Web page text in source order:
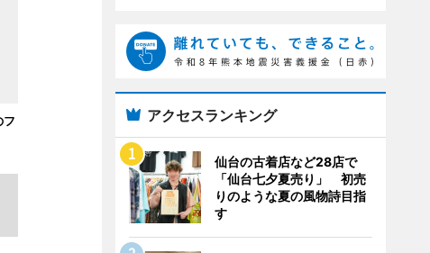
フ アクセスランキング
仙台の古着店など28店で
「仙台七夕夏売り」 初売
りのような夏の風物詩目指
す